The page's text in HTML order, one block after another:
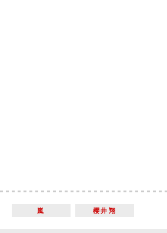
嵐 櫻井翔